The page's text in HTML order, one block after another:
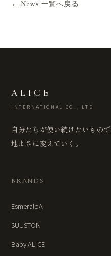
← News 一覧へ戻る
ALICE
INTERNATIONAL CO., LTD
自分たちが使い続けたいもの
地よさに変えていく。
BRANDS
EsmeraldA
SUUSTON
Baby ALICE